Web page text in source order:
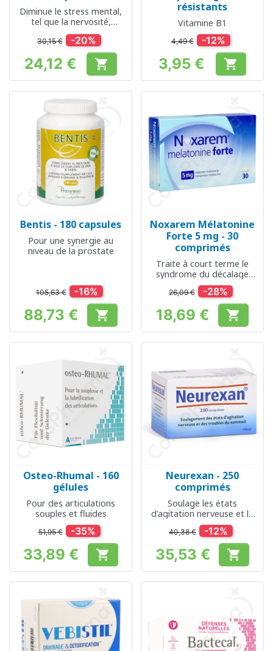
Diminue le stress mental,
tel que la nervosité,
l’inquiétude ou l’irritabilité
et facilite l’endormissement
30,15 € -20%
Prix
24,12 € 
résistants
Vitamine B1
4,49 € -12%
Prix
3,95 € 
Bentis - 180 capsules
Pour une synergie au
niveau de la prostate
105,63 € -16%
Prix
88,73 € 
Noxarem Mélatonine
Forte 5 mg - 30
comprimés
Traite à court terme le
syndrome du décalage
horaire
26,09 € -28%
Prix
18,69 € 
Osteo-Rhumal - 160
gélules
Pour des articulations
souples et fluides
51,95 € -35%
Prix
33,89 € 
Neurexan - 250
comprimés
Soulage les états
d'agitation nerveuse et le
trouble du sommeil
40,38 € -12%
Prix
35,53 € 